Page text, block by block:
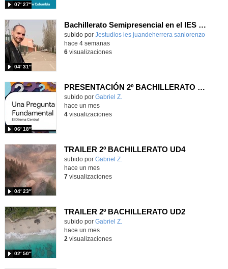
07′ 27″
Bachillerato Semipresencial en el IES Juan de Herrera
subido por Jestudios ies juandeherrera sanlorenzo
04′ 31″
-
hace 4 semanas
6visualizaciones
PRESENTACIÓN 2º BACHILLERATO UD3
Contenido educativo.
subido por Gabriel Z.
06′ 18″
hace un mes
4visualizaciones
TRAILER 2º BACHILLERATO UD4
Contenido educativo.
subido por Gabriel Z.
04′ 23″
hace un mes
7visualizaciones
TRAILER 2º BACHILLERATO UD2
Contenido educativo.
subido por Gabriel Z.
02′ 50″
hace un mes
2 visualizaciones